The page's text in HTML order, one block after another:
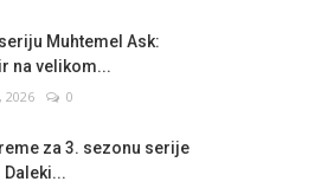
Muhtemel Ask:
na velikom...
2026 0
za 3. sezonu serije
Daleki...